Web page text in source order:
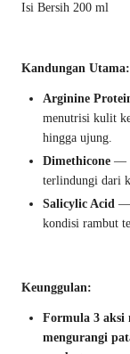
Isi Bersih 200 ml
Kandungan Utama:
Arginine
menutrisi kulit
hingga ujung.
Dimethicone —
terlindungi dari
Salicylic Acid —
kondisi rambut
Keunggulan:
Formula 3 aksi
mengurangi